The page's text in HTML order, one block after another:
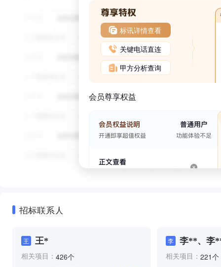
标讯详情查看
关键电话直连
甲方分析查询
会员尊享权益
招标联系人
王 王*
相关项目： 426个
李 李**、李
相关项目： 221个